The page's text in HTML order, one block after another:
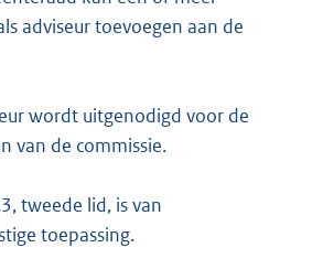
adviseur toevoegen aan de
wordt uitgenodigd voor de
van de commissie.
tweede lid, is van
toepassing.